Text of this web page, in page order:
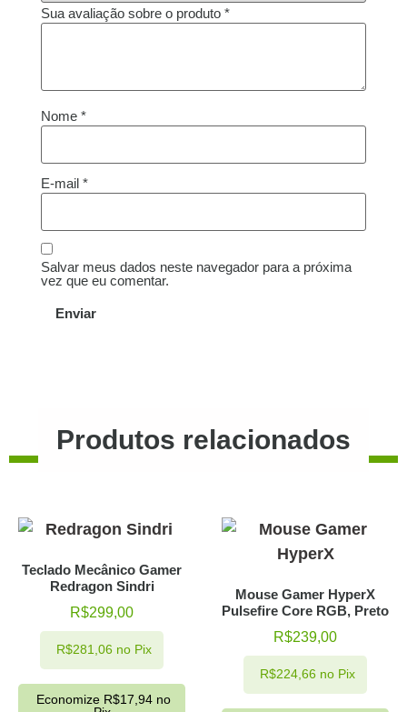
Sua avaliação sobre o produto *
Nome *
E-mail *
Salvar meus dados neste navegador para a próxima
vez que eu comentar.
Produtos relacionados
Teclado Mecânico Gamer
Redragon Sindri
R$299,00
R$281,06 no Pix
Economize R$17,94 no
Mouse Gamer HyperX
Pulsefire Core RGB, Preto
R$239,00
R$224,66 no Pix